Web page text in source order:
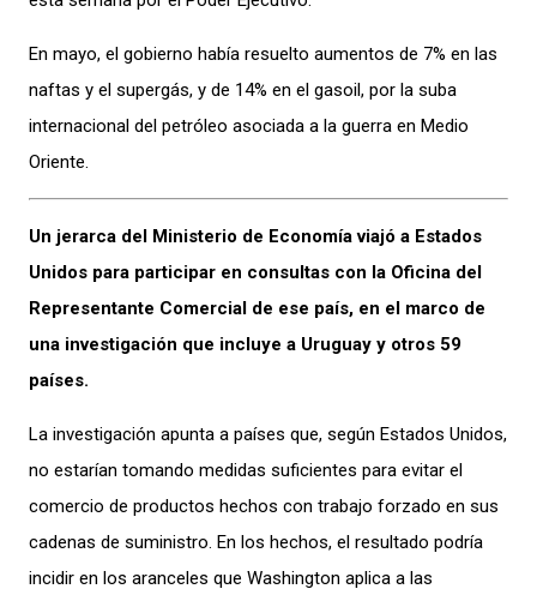
En mayo, el gobierno había resuelto aumentos de 7% en las
naftas y el supergás, y de 14% en el gasoil, por la suba
internacional del petróleo asociada a la guerra en Medio
Oriente.
Un jerarca del Ministerio de Economía viajó a Estados
Unidos para participar en consultas con la Oficina del
Representante Comercial de ese país, en el marco de
una investigación que incluye a Uruguay y otros 59
países.
La investigación apunta a países que, según Estados Unidos,
no estarían tomando medidas suficientes para evitar el
comercio de productos hechos con trabajo forzado en sus
cadenas de suministro. En los hechos, el resultado podría
incidir en los aranceles que Washington aplica a las